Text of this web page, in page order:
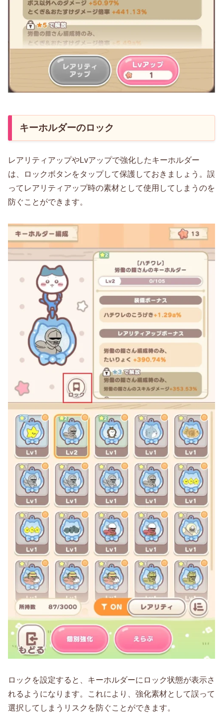
キーホルダーのロック
レアリティアップやLvアップで強化したキーホルダー
は、ロックボタンをタップして保護しておきましょう。誤
ってレアリティアップ時の素材として使用してしまうのを
防ぐことができます。
ロックを設定すると、キーホルダーにロック状態が表示さ
れるようになります。これにより、強化素材として誤って
選択してしまうリスクを防ぐことができます。